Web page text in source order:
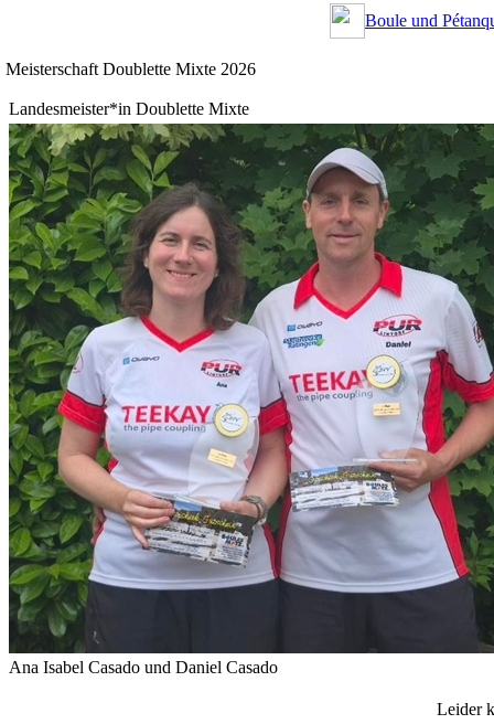
Boule und
Meisterschaft Doublette Mixte 2026
Landesmeister*in Doublette Mixte
Ana Isabel Casado und Daniel Casado
Leider